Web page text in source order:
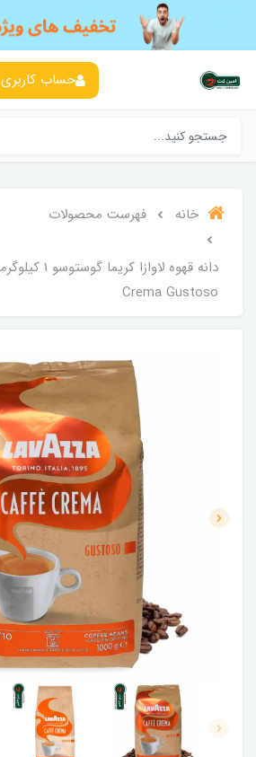
حساب کاربری
خانه فهرست محصولات
Crema Gustoso